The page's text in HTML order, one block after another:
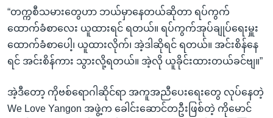
“တက္ကစီသမားတွေဟာ ဘယ်မှာနေတယ်ဆိုတာ ရပ်ကွက်
ထောက်ခံစာလေး ယူထားရင် ရတယ်။ ရပ်ကွက်အုပ်ချုပ်ရေးမှူး
ထောက်ခံစာပေါ့၊ ယူထားလိုက်၊ အဲ့ဒါဆိုရင် ရတယ်။ အင်းစိန်နေ
ရင် အင်းစိန်ကား သွားလို့ရတယ်။ အဲ့လို ယူခိုင်းထားတယ်ခင်ဗျ။”
အဲ့ဒီတော့ ကိုဗစ်ရောဂါဆိုင်ရာ အကူအညီပေးရေးတွေ လုပ်နေတဲ့
We Love Yangon အဖွဲ့က ခေါင်းဆောင်တဦးဖြစ်တဲ့ ကိုမောင်